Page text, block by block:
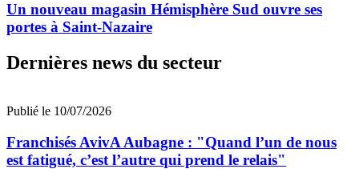
Un nouveau magasin Hémisphère Sud ouvre ses
portes à Saint-Nazaire
Dernières news du secteur
Publié le 10/07/2026
Franchisés AvivA Aubagne : "Quand l’un de nous
est fatigué, c’est l’autre qui prend le relais"